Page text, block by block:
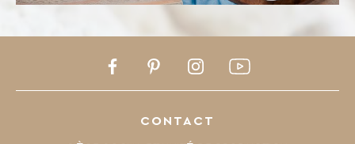
CONTACT
FacebookPinterestInstagramYoutube